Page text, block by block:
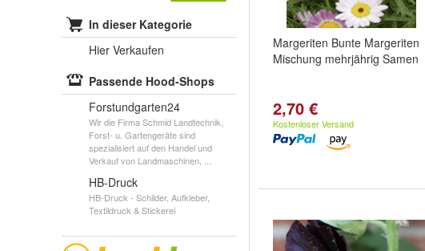
In dieser Kategorie
Hier Verkaufen
Passende Hood-Shops
Forstundgarten24
Wir die Firma Schmid Landtechnik,
Forst- u. Gartengeräte sind
spezialisiert auf den Handel und
Verkauf von Landmaschinen, ...
HB-Druck
HB-Druck - Schilder, Aufkleber,
Textildruck & Stickerei
Margeriten Bunte Margeriten
Mischung mehrjährig Samen
2,70 €
Kostenloser Versand